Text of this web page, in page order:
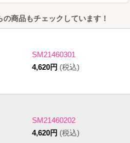
商品もチェックしています！
SM21460301
4,620円 (税込)
SM21460202
4,620円 (税込)